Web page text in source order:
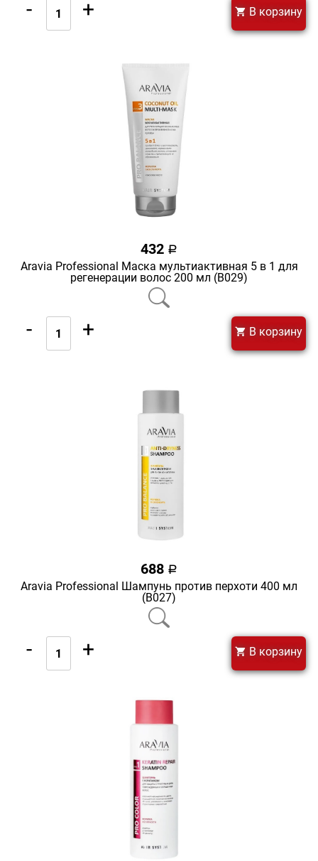
- + В корзину
432 a
Aravia Professional Маска мультиактивная 5 в 1 для
регенерации волос 200 мл (В029)
- + В корзину
688 a
Aravia Professional Шампунь против перхоти 400 мл
(В027)
- + В корзину